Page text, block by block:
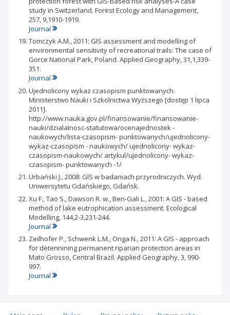
study in Switzerland. Forest Ecology and Management,
257, 9,1910-1919.
Journal
Tomczyk A.M., 2011: GIS assessment and modelling of
environmental sensitivity of recreational trails: The case of
Gorce National Park, Poland. Applied Geography, 31,1,339-
351.
Journal
Ujednolicony wykaz czasopism punktowanych.
Ministerstwo Nauki i Szkolnictwa Wyższego [dostęp 1 lipca
2011].
http://www.nauka.gov.pl/finansowanie/finansowanie-
nauki/dzialaInosc-statutowa/ocenajednostek -
naukowych/lista-czasopism- punktowanych/ujednolicony-
wykaz-czasopism - naukowych/ ujednolicony- wykaz-
czasopism-naukowych/ artykul/ujednolicony- wykaz-
czasopism- punktowanych -1/
Urbański J., 2008: GIS w badaniach przyrodniczych. Wyd.
Uniwersytetu Gdańskiego, Gdańsk.
Xu F., Tao S., Dawson R. w., Ben-Gali L., 2001: A GIS - based
method of lake eutrophication assessment. Ecological
Modelling, 144,2-3,231-244.
Journal
Zeilhofer P., Schwenk L.M., Onga N., 2011: A GIS - approach
for detennining permanent riparian protection areas in
Mato Grosso, Central Brazil. Applied Geography, 3, 990-
997.
Journal